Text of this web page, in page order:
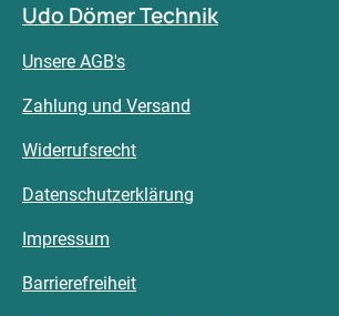
Udo Dömer Technik
Unsere AGB's
Zahlung und Versand
Widerrufsrecht
Datenschutzerklärung
Impressum
Barrierefreiheit